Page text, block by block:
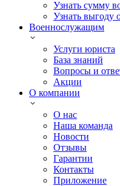
Узнать сумму
Узнать выгоду
Военнослужащим
Услуги юриста
База знаний
Вопросы и
Акции
О компании
О нас
Наша команда
Новости
Отзывы
Гарантии
Контакты
Приложение